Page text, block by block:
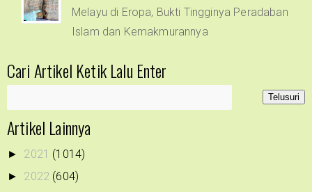
Melayu di Eropa, Bukti Tingginya Peradaban
Islam dan Kemakmurannya
Cari Artikel Ketik Lalu Enter
Artikel Lainnya
► 2021 (1014)
► 2022 (604)